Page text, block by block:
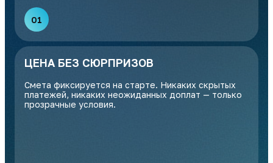
01
ЦЕНА БЕЗ СЮРПРИЗОВ
Смета фиксируется на старте. Никаких скрытых
платежей, никаких неожиданных доплат — только
прозрачные условия.